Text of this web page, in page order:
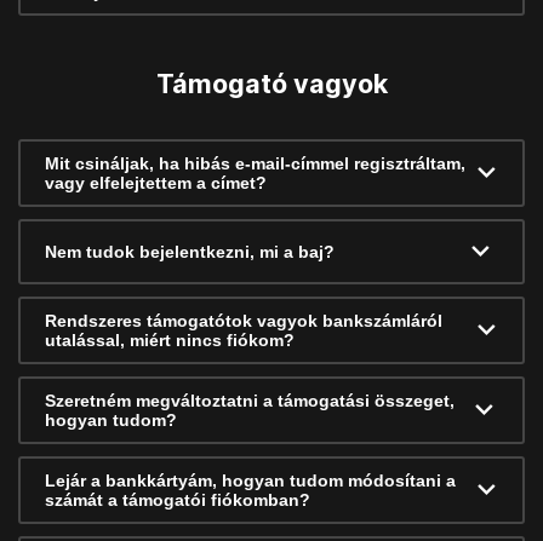
Támogató vagyok
Mit csináljak, ha hibás e-mail-címmel regisztráltam,
vagy elfelejtettem a címet?
Nem tudok bejelentkezni, mi a baj?
Rendszeres támogatótok vagyok bankszámláról
utalással, miért nincs fiókom?
Szeretném megváltoztatni a támogatási összeget,
hogyan tudom?
Lejár a bankkártyám, hogyan tudom módosítani a
számát a támogatói fiókomban?